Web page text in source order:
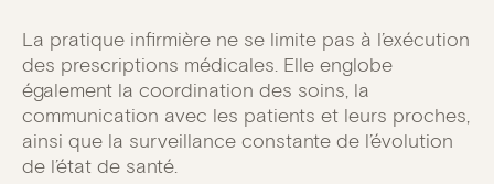
La pratique infirmière ne se limite pas à l’exécution
des prescriptions médicales. Elle englobe
également la coordination des soins, la
communication avec les patients et leurs proches,
ainsi que la surveillance constante de l’évolution
de l’état de santé.